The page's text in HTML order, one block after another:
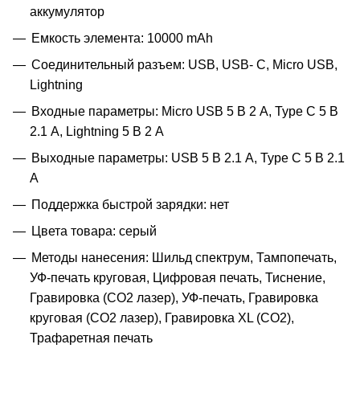
аккумулятор
Емкость элемента: 10000 mAh
Соединительный разъем: USB, USB- C, Micro USB,
Lightning
Входные параметры: Micro USB 5 В 2 А, Type C 5 В
2.1 А, Lightning 5 В 2 А
Выходные параметры: USB 5 В 2.1 A, Type C 5 В 2.1
A
Поддержка быстрой зарядки: нет
Цвета товара: серый
Методы нанесения: Шильд спектрум, Тампопечать,
УФ-печать круговая, Цифровая печать, Тиснение,
Гравировка (CO2 лазер), УФ-печать, Гравировка
круговая (CO2 лазер), Гравировка XL (СО2),
Трафаретная печать